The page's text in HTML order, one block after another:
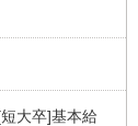
大卒]基本給